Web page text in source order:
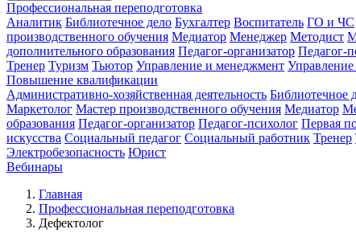
Профессиональная переподготовка
Аналитик Библиотечное дело Бухгалтер Воспитатель ГО и ЧС
производственного обучения Медиатор Менеджер Методист
дополнительного образования Педагог-организатор Педагог-
Тренер Туризм Тьютор Управление и менеджмент
Повышение квалификации
Административно-хозяйственная деятельность Библиотечное
Маркетолог Мастер производственного обучения Медиатор
образования Педагог-организатор Педагог-психолог Первая
искусства Социальный педагог Социальный работник Тренер
Электробезопасность Юрист
Вебинары
Главная
Профессиональная переподготовка
Дефектолог